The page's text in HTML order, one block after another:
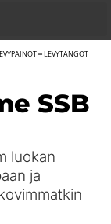
+ LISÄÄ
–LEVYTANGOT
SSB
luokan
ja